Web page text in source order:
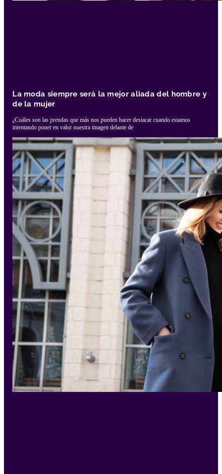
La moda siempre será la mejor aliada del hombre y
de la mujer
¿Cuáles son las prendas que más nos pueden hacer destacar cuando estamos
intentando poner en valor nuestra imagen delante de